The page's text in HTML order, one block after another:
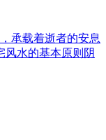
承载着逝者的安息
风水的基本原则阴